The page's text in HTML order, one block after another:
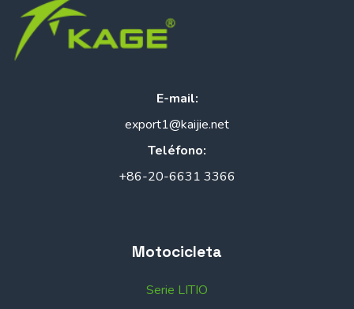
E-mail:
export1@kaijie.net
Teléfono:
+86-20-6631 3366
Motocicleta
Serie LITIO